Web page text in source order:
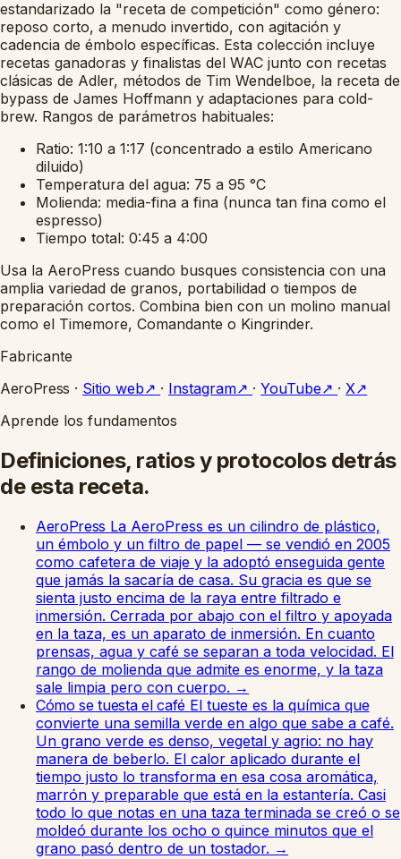
estandarizado la "receta de competición" como género:
reposo corto, a menudo invertido, con agitación y
cadencia de émbolo específicas. Esta colección incluye
recetas ganadoras y finalistas del WAC junto con recetas
clásicas de Adler, métodos de Tim Wendelboe, la receta de
bypass de James Hoffmann y adaptaciones para cold-
brew. Rangos de parámetros habituales:
Ratio: 1:10 a 1:17 (concentrado a estilo Americano
diluido)
Temperatura del agua: 75 a 95 °C
Molienda: media-fina a fina (nunca tan fina como el
espresso)
Tiempo total: 0:45 a 4:00
Usa la AeroPress cuando busques consistencia con una
amplia variedad de granos, portabilidad o tiempos de
preparación cortos. Combina bien con un molino manual
como el Timemore, Comandante o Kingrinder.
Fabricante
AeroPress · Sitio web↗ · Instagram↗ · YouTube↗ · X↗
Aprende los fundamentos
Definiciones, ratios y protocolos detrás
de esta receta.
AeroPress La AeroPress es un cilindro de plástico,
un émbolo y un filtro de papel — se vendió en 2005
como cafetera de viaje y la adoptó enseguida gente
que jamás la sacaría de casa. Su gracia es que se
sienta justo encima de la raya entre filtrado e
inmersión. Cerrada por abajo con el filtro y apoyada
en la taza, es un aparato de inmersión. En cuanto
prensas, agua y café se separan a toda velocidad. El
rango de molienda que admite es enorme, y la taza
sale limpia pero con cuerpo. →
Cómo se tuesta el café El tueste es la química que
convierte una semilla verde en algo que sabe a café.
Un grano verde es denso, vegetal y agrio: no hay
manera de beberlo. El calor aplicado durante el
tiempo justo lo transforma en esa cosa aromática,
marrón y preparable que está en la estantería. Casi
todo lo que notas en una taza terminada se creó o se
moldeó durante los ocho o quince minutos que el
grano pasó dentro de un tostador. →